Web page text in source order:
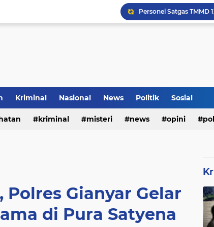
Rumah Bapak Sirajudin
Pencegahan DBD Perlu
Kriminal Nasional News Politik Sosial
kriminal misteri news opini
Gianyar Gelar
di Pura Satyena